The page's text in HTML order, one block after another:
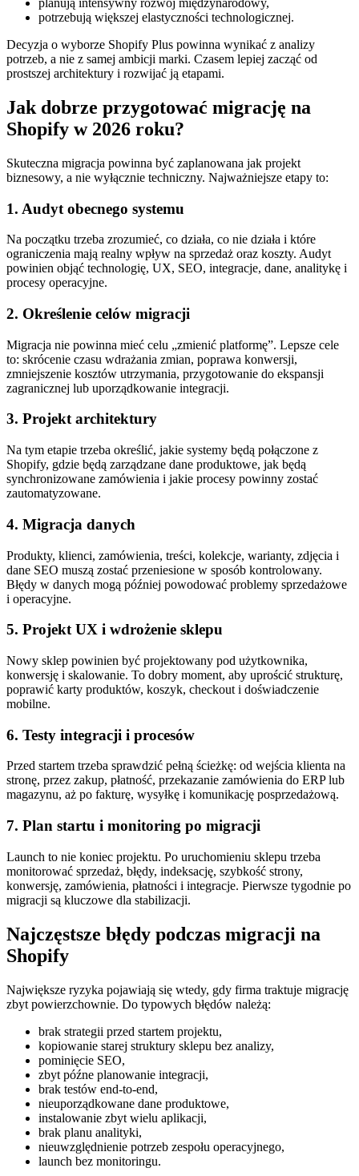
planują intensywny rozwój międzynarodowy,
potrzebują większej elastyczności technologicznej.
Decyzja o wyborze Shopify Plus powinna wynikać z analizy
potrzeb, a nie z samej ambicji marki. Czasem lepiej zacząć od
prostszej architektury i rozwijać ją etapami.
Jak dobrze przygotować migrację na
Shopify w 2026 roku?
Skuteczna migracja powinna być zaplanowana jak projekt
biznesowy, a nie wyłącznie techniczny. Najważniejsze etapy to:
1. Audyt obecnego systemu
Na początku trzeba zrozumieć, co działa, co nie działa i które
ograniczenia mają realny wpływ na sprzedaż oraz koszty. Audyt
powinien objąć technologię, UX, SEO, integracje, dane, analitykę i
procesy operacyjne.
2. Określenie celów migracji
Migracja nie powinna mieć celu „zmienić platformę”. Lepsze cele
to: skrócenie czasu wdrażania zmian, poprawa konwersji,
zmniejszenie kosztów utrzymania, przygotowanie do ekspansji
zagranicznej lub uporządkowanie integracji.
3. Projekt architektury
Na tym etapie trzeba określić, jakie systemy będą połączone z
Shopify, gdzie będą zarządzane dane produktowe, jak będą
synchronizowane zamówienia i jakie procesy powinny zostać
zautomatyzowane.
4. Migracja danych
Produkty, klienci, zamówienia, treści, kolekcje, warianty, zdjęcia i
dane SEO muszą zostać przeniesione w sposób kontrolowany.
Błędy w danych mogą później powodować problemy sprzedażowe
i operacyjne.
5. Projekt UX i wdrożenie sklepu
Nowy sklep powinien być projektowany pod użytkownika,
konwersję i skalowanie. To dobry moment, aby uprościć strukturę,
poprawić karty produktów, koszyk, checkout i doświadczenie
mobilne.
6. Testy integracji i procesów
Przed startem trzeba sprawdzić pełną ścieżkę: od wejścia klienta na
stronę, przez zakup, płatność, przekazanie zamówienia do ERP lub
magazynu, aż po fakturę, wysyłkę i komunikację posprzedażową.
7. Plan startu i monitoring po migracji
Launch to nie koniec projektu. Po uruchomieniu sklepu trzeba
monitorować sprzedaż, błędy, indeksację, szybkość strony,
konwersję, zamówienia, płatności i integracje. Pierwsze tygodnie po
migracji są kluczowe dla stabilizacji.
Najczęstsze błędy podczas migracji na
Shopify
Największe ryzyka pojawiają się wtedy, gdy firma traktuje migrację
zbyt powierzchownie. Do typowych błędów należą:
brak strategii przed startem projektu,
kopiowanie starej struktury sklepu bez analizy,
pominięcie SEO,
zbyt późne planowanie integracji,
brak testów end-to-end,
nieuporządkowane dane produktowe,
instalowanie zbyt wielu aplikacji,
brak planu analityki,
nieuwzględnienie potrzeb zespołu operacyjnego,
launch bez monitoringu.